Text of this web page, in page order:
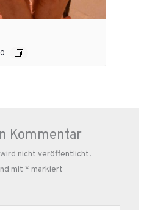
Kommentar
nicht veröffentlicht.
mit * markiert